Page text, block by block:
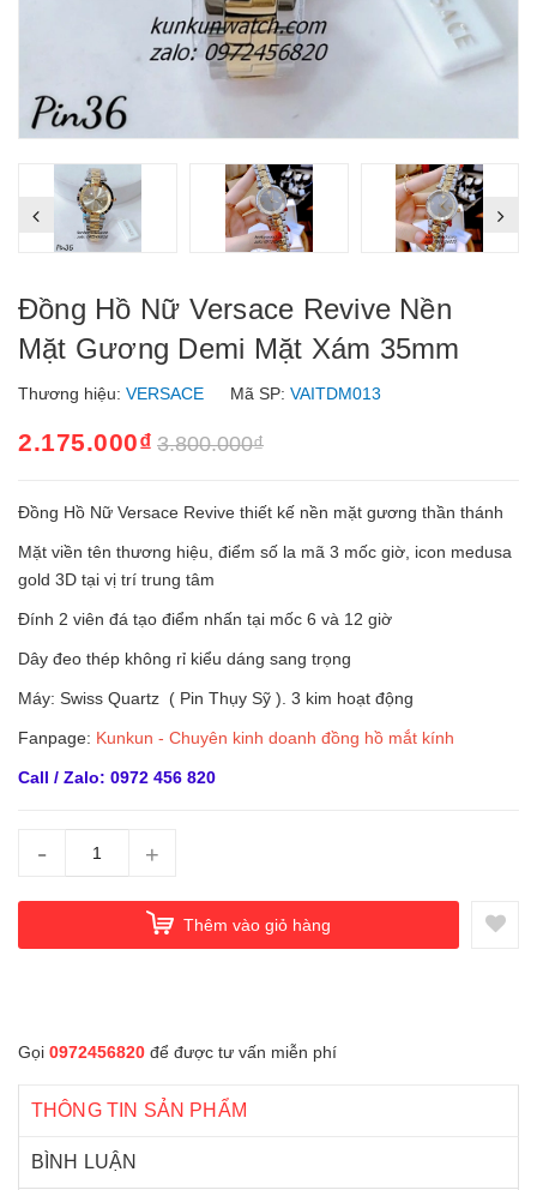
Đồng Hồ Nữ Versace Revive Nền
Mặt Gương Demi Mặt Xám 35mm
Thương hiệu: VERSACE Mã SP: VAITDM013
2.175.000₫ 3.800.000₫
Đồng Hồ Nữ Versace Revive thiết kế nền mặt gương thần thánh
Mặt viền tên thương hiệu, điểm số la mã 3 mốc giờ, icon medusa
gold 3D tại vị trí trung tâm
Đính 2 viên đá tạo điểm nhấn tại mốc 6 và 12 giờ
Dây đeo thép không rỉ kiểu dáng sang trọng
Máy: Swiss Quartz ( Pin Thụy Sỹ ). 3 kim hoạt động
Fanpage: Kunkun - Chuyên kinh doanh đồng hồ mắt kính
Call / Zalo: 0972 456 820
- +
Thêm vào giỏ hàng
Gọi 0972456820 để được tư vấn miễn phí
THÔNG TIN SẢN PHẨM
BÌNH LUẬN